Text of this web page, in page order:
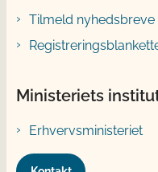
Tilmeld nyhedsbreve
Ministeriets
Erhvervsministeriet